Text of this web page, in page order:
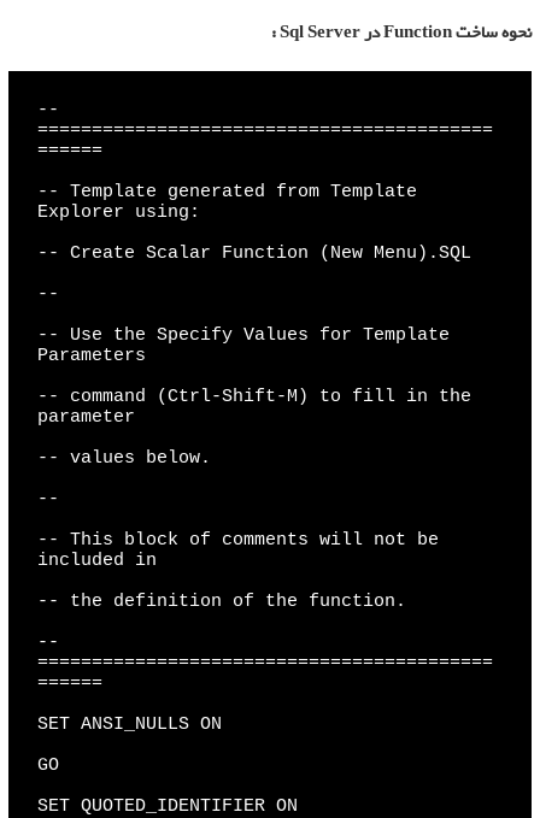
نحوه ساختFunctionدرSql Server
:
--
==========================================
======
-- Template generated from Template
Explorer using:
-- Create Scalar Function (New Menu).SQL
--
-- Use the Specify Values for Template
Parameters
-- command (Ctrl-Shift-M) to fill in the
parameter
-- values below.
--
-- This block of comments will not be
included in
-- the definition of the function.
--
==========================================
======
SET ANSI_NULLS ON
GO
SET QUOTED_IDENTIFIER ON